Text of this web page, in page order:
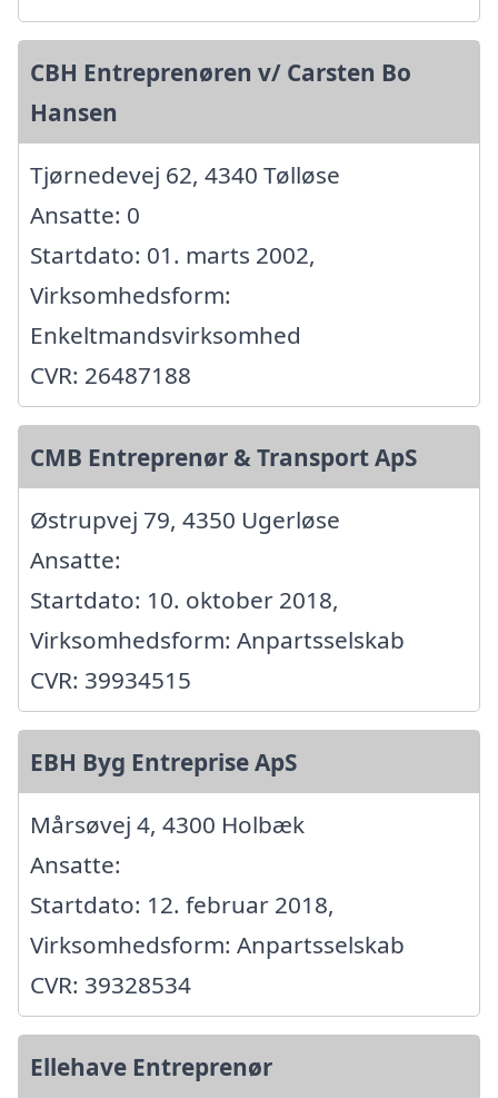
CBH Entreprenøren v/ Carsten Bo
Hansen
Tjørnedevej 62, 4340 Tølløse
Ansatte: 0
Startdato: 01. marts 2002,
Virksomhedsform:
Enkeltmandsvirksomhed
CVR: 26487188
CMB Entreprenør & Transport ApS
Østrupvej 79, 4350 Ugerløse
Ansatte:
Startdato: 10. oktober 2018,
Virksomhedsform: Anpartsselskab
CVR: 39934515
EBH Byg Entreprise ApS
Mårsøvej 4, 4300 Holbæk
Ansatte:
Startdato: 12. februar 2018,
Virksomhedsform: Anpartsselskab
CVR: 39328534
Ellehave Entreprenør